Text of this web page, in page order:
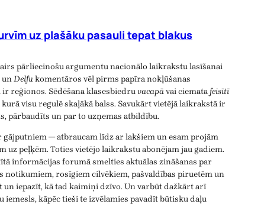
uz plašāku pasauli tepat blakus
pārliecinošu argumentu nacionālo laikrakstu lasīšanai
unDelfukomentāros vēl pirms papīra nokļūšanas
reģionos. Sēdēšana klasesbiedruvacapāvai ciematafeisītī
visu regulē skaļākā balss. Savukārt vietējā laikrakstā ir
pārbaudīts un par to uzņemas atbildību.
— atbraucam līdz ar lakšiem un esam projām
uz peļķēm. Toties vietējo laikrakstu abonējam jau gadiem.
informācijas forumā smelties aktuālas zināšanas par
notikumiem, rosīgiem cilvēkiem, pašvaldības piruetēm un
un iepazīt, kā tad kaimiņi dzīvo. Un varbūt dažkārt arī
iemesls, kāpēc tieši te izvēlamies pavadīt būtisku daļu